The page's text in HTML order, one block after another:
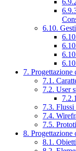
6.10.
7. Progettazione
7.1.
7.2. User
7.3.
7.4.
7.5.
8. Progettazione
8.1.